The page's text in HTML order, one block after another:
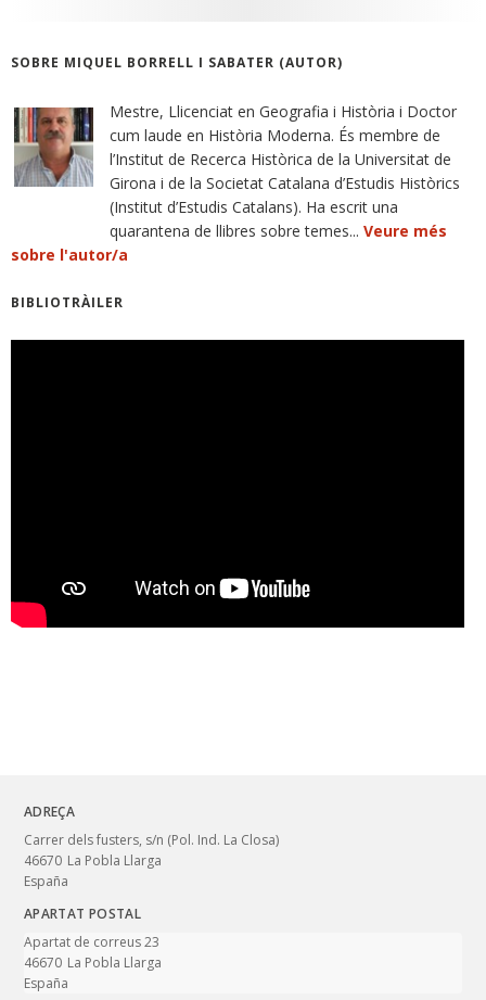
SOBRE MIQUEL BORRELL I SABATER (AUTOR)
Mestre, Llicenciat en Geografia i Història i Doctor
cum laude en Història Moderna. És membre de
l’Institut de Recerca Històrica de la Universitat de
Girona i de la Societat Catalana d’Estudis Històrics
(Institut d’Estudis Catalans). Ha escrit una
quarantena de llibres sobre temes... Veure més
sobre l'autor/a
BIBLIOTRÀILER
ADREÇA
Carrer dels fusters, s/n (Pol. Ind. La Closa)
46670 La Pobla Llarga
España
APARTAT POSTAL
Apartat de correus 23
46670 La Pobla Llarga
España